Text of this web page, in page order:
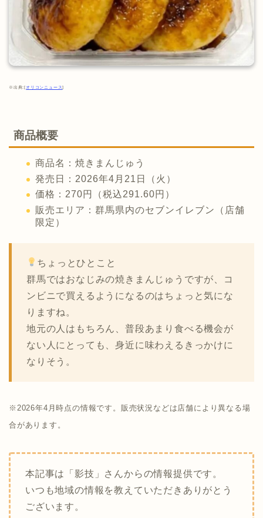
※出典:[オリコンニュース]
商品概要
商品名：焼きまんじゅう
発売日：2026年4月21日（火）
価格：270円（税込291.60円）
販売エリア：群馬県内のセブンイレブン（店舗
限定）
ちょっとひとこと
群馬ではおなじみの焼きまんじゅうですが、コ
ンビニで買えるようになるのはちょっと気にな
りますね。
地元の人はもちろん、普段あまり食べる機会が
ない人にとっても、身近に味わえるきっかけに
なりそう。
※2026年4月時点の情報です。販売状況などは店舗により異なる場
合があります。
本記事は「影技」さんからの情報提供です。
いつも地域の情報を教えていただきありがとう
ございます。